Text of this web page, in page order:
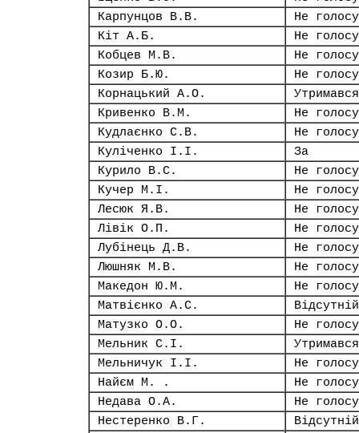
Карпунцов В.В.
Не
Кіт А.Б.
Не
Кобцев М.В.
Не
Козир Б.Ю.
Не
Корнацький А.О.
Утримався
Кривенко В.М.
Не
Кудлаєнко С.В.
Не
Куліченко І.І.
За
Курило В.С.
Не
Кучер М.І.
Не
Лесюк Я.В.
Не
Лівік О.П.
Не
Лубінець Д.В.
Не
Люшняк М.В.
Не
Македон Ю.М.
Не
Матвієнко А.С.
Відсутній
Матузко О.О.
Не
Мельник С.І.
Утримався
Мельничук І.І.
Не
Найєм М. .
Не
Недава О.А.
Не
Нестеренко В.Г.
Відсутній